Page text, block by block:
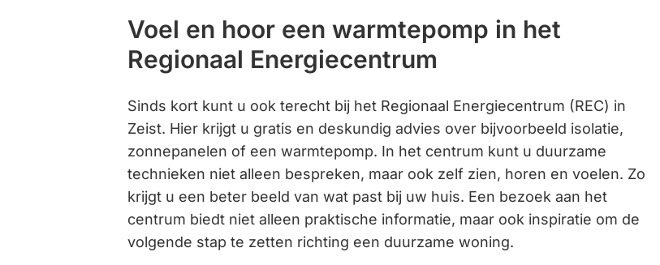
de
enter-
om
een
waarde
te
selecteren.
Voel en hoor een warmtepomp in het
Regionaal Energiecentrum
Sinds kort kunt u ook terecht bij het Regionaal Energiecentrum (REC) in
Zeist. Hier krijgt u gratis en deskundig advies over bijvoorbeeld isolatie,
zonnepanelen of een warmtepomp. In het centrum kunt u duurzame
technieken niet alleen bespreken, maar ook zelf zien, horen en voelen. Zo
krijgt u een beter beeld van wat past bij uw huis. Een bezoek aan het
centrum biedt niet alleen praktische informatie, maar ook inspiratie om de
volgende stap te zetten richting een duurzame woning.